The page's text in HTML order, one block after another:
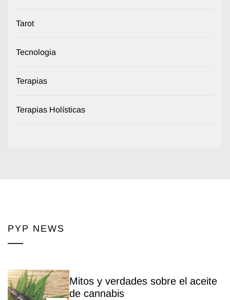
Tarot
Tecnologia
Terapias
Terapias Holísticas
PYP NEWS
Mitos y verdades sobre el aceite
de cannabis